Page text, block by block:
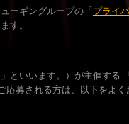
ーギングループの「プライ
す。
といいます。）が主催する
応募される方は、以下をよ